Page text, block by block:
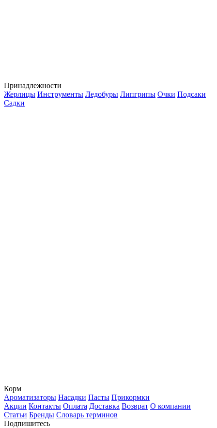
Принадлежности
Жерлицы Инструменты Ледобуры Липгрипы Очки Подсаки
Садки
Корм
Ароматизаторы Насадки Пасты Прикормки
Акции Контакты Оплата Доставка Возврат О компании
Статьи Бренды Словарь терминов
Подпишитесь